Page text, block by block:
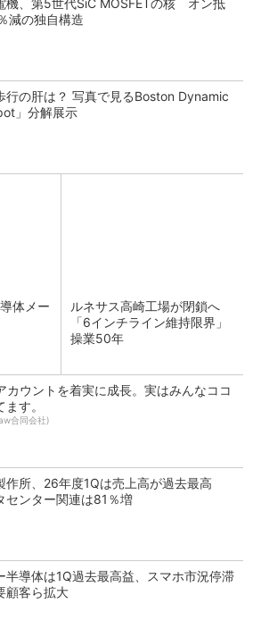
機、第5世代SiC MOSFETの核 オン抵
減の独自構造
行の肝は？ 写真で見るBoston Dynamic
」分解展示
体メー
ルネサス高崎工場が閉鎖へ
「6インチライン維持限界」
操業50年
カウントを着実に成長。実はみんなココ
す。
合同会社)
作所、26年度1Qは売上高が過去最高
センター関連は81％増
半導体は1Q過去最高益、スマホ市況停滞
顧客ら拡大